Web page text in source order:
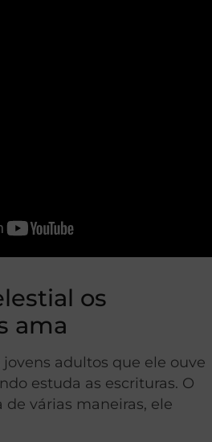
os
ama
jovens adultos que ele ouve
estuda as escrituras. O
várias maneiras, ele